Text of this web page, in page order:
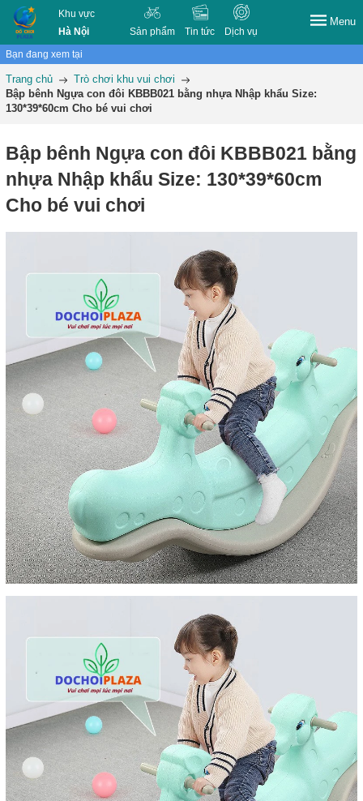
Khu vực
Hà Nội
Sản phẩm Tin tức Dịch vụ
Menu
Bạn đang xem tại
Trang chủ
Trò chơi khu vui chơi
Bập bênh Ngựa con đôi KBBB021 bằng nhựa Nhập khẩu Size:
130*39*60cm Cho bé vui chơi
Bập bênh Ngựa con đôi KBBB021 bằng
nhựa Nhập khẩu Size: 130*39*60cm
Cho bé vui chơi